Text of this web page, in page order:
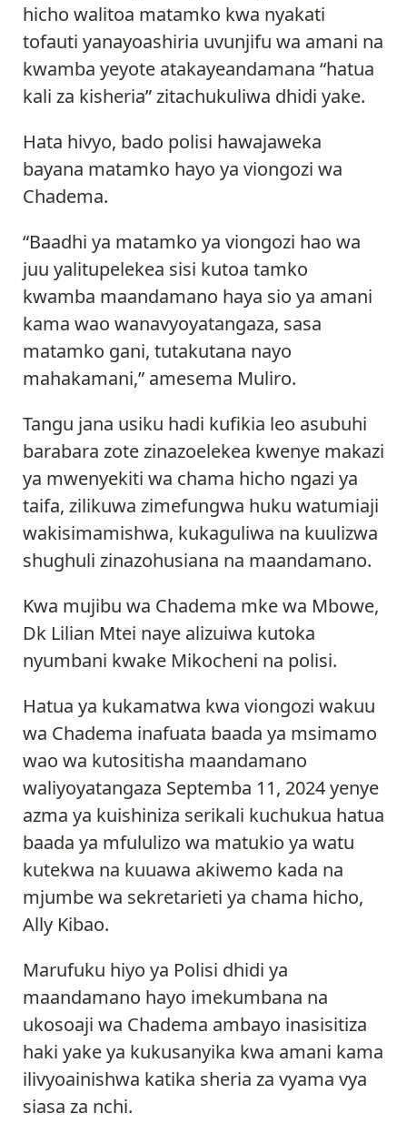
hicho walitoa matamko kwa nyakati
tofauti yanayoashiria uvunjifu wa amani na
kwamba yeyote atakayeandamana “hatua
kali za kisheria” zitachukuliwa dhidi yake.
Hata hivyo, bado polisi hawajaweka
bayana matamko hayo ya viongozi wa
Chadema.
“Baadhi ya matamko ya viongozi hao wa
juu yalitupelekea sisi kutoa tamko
kwamba maandamano haya sio ya amani
kama wao wanavyoyatangaza, sasa
matamko gani, tutakutana nayo
mahakamani,” amesema Muliro.
Tangu jana usiku hadi kufikia leo asubuhi
barabara zote zinazoelekea kwenye makazi
ya mwenyekiti wa chama hicho ngazi ya
taifa, zilikuwa zimefungwa huku watumiaji
wakisimamishwa, kukaguliwa na kuulizwa
shughuli zinazohusiana na maandamano.
Kwa mujibu wa Chadema mke wa Mbowe,
Dk Lilian Mtei naye alizuiwa kutoka
nyumbani kwake Mikocheni na polisi.
Hatua ya kukamatwa kwa viongozi wakuu
wa Chadema inafuata baada ya msimamo
wao wa kutositisha maandamano
waliyoyatangaza Septemba 11, 2024 yenye
azma ya kuishiniza serikali kuchukua hatua
baada ya mfululizo wa matukio ya watu
kutekwa na kuuawa akiwemo kada na
mjumbe wa sekretarieti ya chama hicho,
Ally Kibao.
Marufuku hiyo ya Polisi dhidi ya
maandamano hayo imekumbana na
ukosoaji wa Chadema ambayo inasisitiza
haki yake ya kukusanyika kwa amani kama
ilivyoainishwa katika sheria za vyama vya
siasa za nchi.